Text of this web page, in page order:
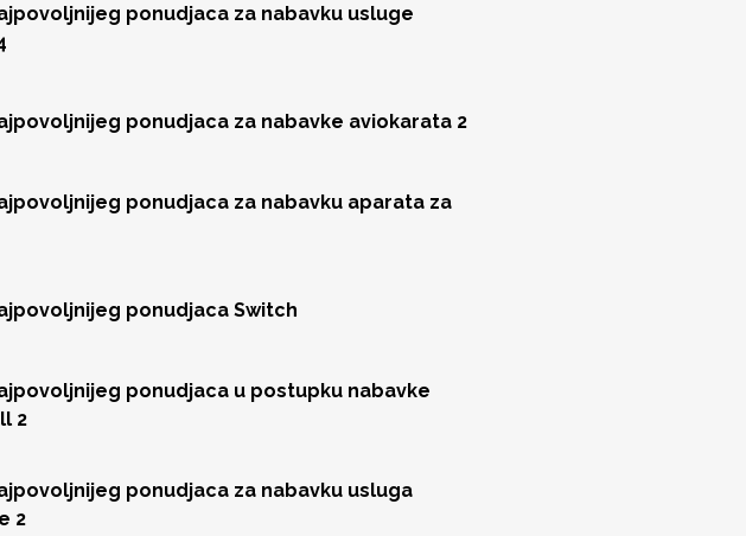
ponudjaca za nabavku usluge
ponudjaca za nabavke aviokarata 2
ponudjaca za nabavku aparata za
ponudjaca Switch
ponudjaca u postupku nabavke
2
ponudjaca za nabavku usluga
2